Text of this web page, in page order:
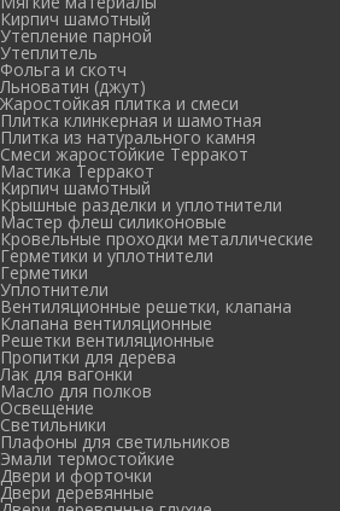
Кирпич шамотный
Утепление парной
Утеплитель
Фольга и скотч
Льноватин (джут)
Жаростойкая плитка и смеси
Плитка клинкерная и шамотная
Плитка из натурального камня
Смеси жаростойкие Терракот
Мастика Терракот
Кирпич шамотный
Крышные разделки и уплотнители
Мастер флеш силиконовые
Кровельные проходки металлические
Герметики и уплотнители
Герметики
Уплотнители
Вентиляционные решетки, клапана
Клапана вентиляционные
Решетки вентиляционные
Пропитки для дерева
Лак для вагонки
Масло для полков
Освещение
Светильники
Плафоны для светильников
Эмали термостойкие
Двери и форточки
Двери деревянные